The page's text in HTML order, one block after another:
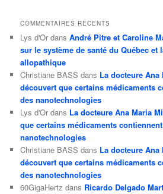
COMMENTAIRES RÉCENTS
Lys d'Or dansAndré Pitre et Caroline
sur le système de santé du Québec et
allopathique
Christiane BASS dans La docteure Ana
découvert que certains médicaments
des nanotechnologies
Lys d'Or dans La docteure Ana Maria
que certains médicaments
nanotechnologies
Christiane BASS dans La docteure Ana
découvert que certains médicaments
des nanotechnologies
60GigaHertz dans Ricardo Delgado